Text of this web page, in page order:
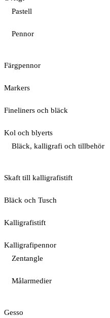
Pastell
Pennor
Färgpennor
Markers
Fineliners och bläck
Kol och blyerts
Bläck, kalligrafi och tillbehör
Skaft till kalligrafistift
Bläck och Tusch
Kalligrafistift
Kalligrafipennor
Zentangle
Målarmedier
Gesso